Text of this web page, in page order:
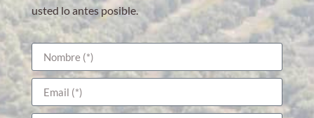
usted lo antes posible.